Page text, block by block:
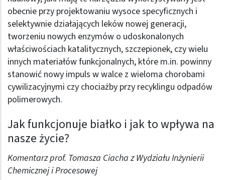
obecnie przy projektowaniu wysoce specyficznych i
selektywnie działających leków nowej generacji,
tworzeniu nowych enzymów o udoskonalonych
właściwościach katalitycznych, szczepionek, czy wielu
innych materiałów funkcjonalnych, które m.in. powinny
stanowić nowy impuls w walce z wieloma chorobami
cywilizacyjnymi czy chociażby przy recyklingu odpadów
polimerowych.
Jak funkcjonuje białko i jak to wpływa na
nasze życie?
Komentarz prof. Tomasza Ciacha z Wydziału Inżynierii
Chemicznej i Procesowej